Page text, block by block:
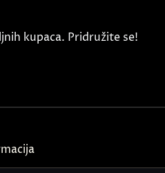
kupaca. Pridružite se!